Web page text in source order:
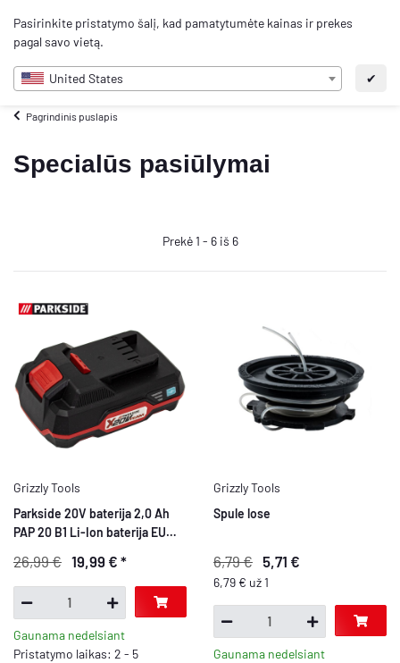
Pasirinkite pristatymo šalį, kad pamatytumėte kainas ir prekes
pagal savo vietą.
United States ✔
LT
Pagrindinis puslapis
Specialūs pasiūlymai
Prekė 1 - 6 iš 6
Grizzly Tools
Parkside 20V baterija 2,0 Ah
PAP 20 B1 Li-Ion baterija EU
įrenginiams
26,99 € 19,99 € *
Gaunama nedelsiant
Pristatymo laikas: 2 - 5
Grizzly Tools
Spule lose
6,79 € 5,71 €
6,79 € už 1
Gaunama nedelsiant